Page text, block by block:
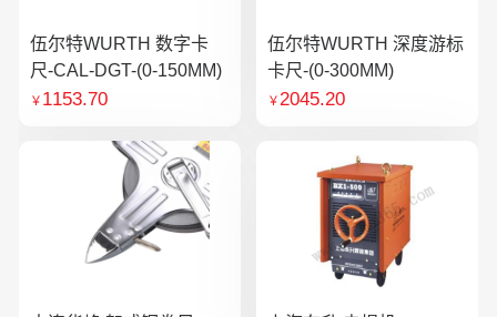
伍尔特WURTH 数字卡
尺-CAL-DGT-(0-150MM)
￥ 1153.70
伍尔特WURTH 深度游标
卡尺-(0-300MM)
￥2045.20